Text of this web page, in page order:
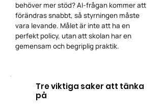
behöver mer stöd? AI-frågan kommer att
förändras snabbt, så styrningen måste
vara levande. Målet är inte att ha en
perfekt policy, utan att skolan har en
gemensam och begriplig praktik.
Tre viktiga saker att tänka
på